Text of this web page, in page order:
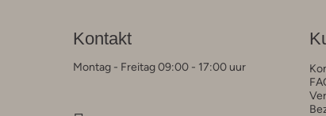
Kontakt
Montag - Freitag 09:00 - 17:00 uur